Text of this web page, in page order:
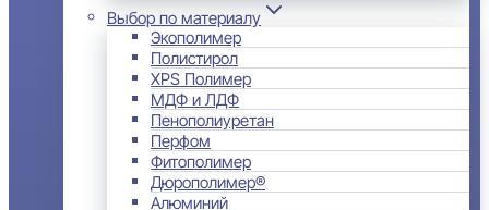
Выбор по материалу
Экополимер
Полистирол
XPS Полимер
МДФ и ЛДФ
Пенополиуретан
Перфом
Фитополимер
Дюрополимер®
Алюминий